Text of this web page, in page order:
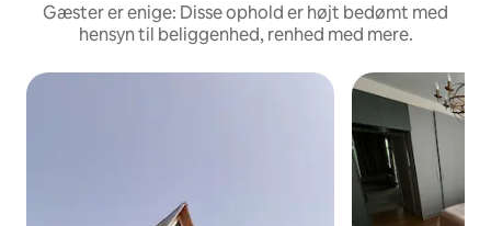
Gæster er enige: Disse ophold er højt bedømt med
hensyn til beliggenhed, renhed med mere.